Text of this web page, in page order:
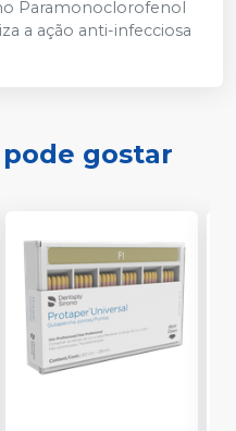
Paramonoclorofenol
a ação anti-infecciosa
gostar